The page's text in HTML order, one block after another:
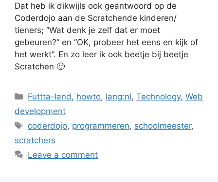
Dat heb ik dikwijls ook geantwoord op de
Coderdojo aan de Scratchende kinderen/
tieners; “Wat denk je zelf dat er moet
gebeuren?” en “OK, probeer het eens en kijk of
het werkt”. En zo leer ik ook beetje bij beetje
Scratchen 🙂
Categories
Futtta-land , howto, lang:nl,Technology,Web
development
Tags
coderdojo, programmeren, schoolmeester,
scratchers
Leave a comment